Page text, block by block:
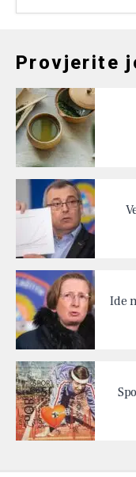
Provjerite
Ide